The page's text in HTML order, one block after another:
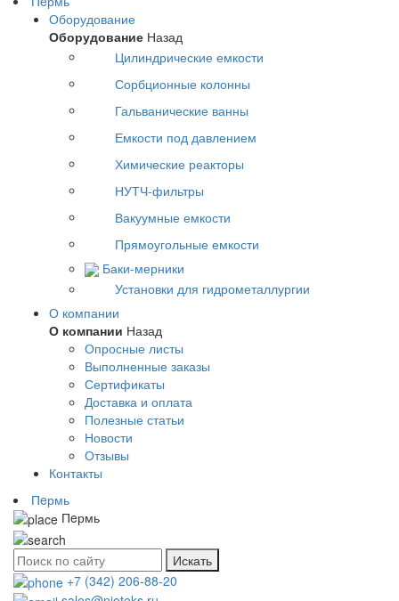
Оборудование
Оборудование Назад
Цилиндрические емкости
Сорбционные колонны
Гальванические ванны
Емкости под давлением
Химические реакторы
НУТЧ-фильтры
Вакуумные емкости
Прямоугольные емкости
Баки-мерники
Установки для гидрометаллургии
О компании
О компании Назад
Опросные листы
Выполненные заказы
Сертификаты
Доставка и оплата
Полезные статьи
Новости
Отзывы
Контакты
Пeрмь
Пeрмь
Искать
+7 (342) 206-88-20